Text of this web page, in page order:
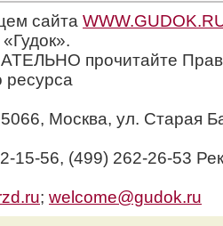
сайта
прочитайте
ресурса
Москва, ул. Старая
15-56, (499) 262-26-53
; welcome@gudok.ru